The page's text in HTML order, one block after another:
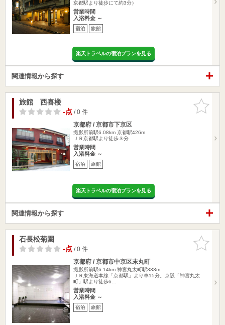
京都駅より徒歩にて約3分）
営業時間
入浴料金 ～
宿泊 旅館
楽天トラベルの宿泊プランを見る
関連情報から探す
お気に入
りに追加
旅館 西喜楼
-点/ 0 件
京都府 / 京都市下京区
撮影所前駅6.08km 京都駅426m
ＪＲ京都駅より徒歩３分
営業時間
入浴料金 ～
宿泊 旅館
楽天トラベルの宿泊プランを見る
関連情報から探す
お気に入
りに追加
石長松菊園
-点/ 0 件
京都府 / 京都市中京区末丸町
撮影所前駅6.14km 神宮丸太町駅333m
ＪＲ東海道本線「京都駅」より車15分。京阪「神宮丸太
町」駅より徒歩6…
営業時間
入浴料金 ～
宿泊 旅館